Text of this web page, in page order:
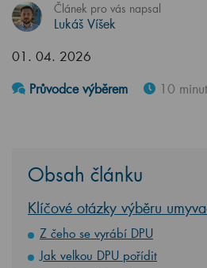
Článek pro vás napsal
Lukáš Víšek
01. 04. 2026
Průvodce výběrem
10
Obsah článku
Klíčové otázky výběru
Z čeho se vyrábí DPU
Jak velkou DPU pořídit